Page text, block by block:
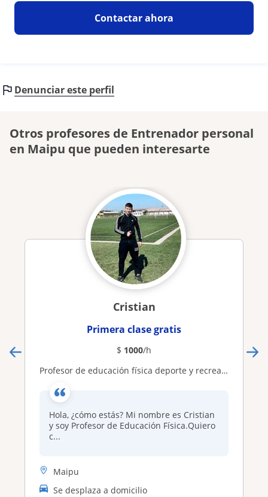
Contactar ahora
Denunciar este perfil
Otros profesores de Entrenador personal
en Maipu que pueden interesarte
Cristian
Primera clase gratis
$ 1000/h
Profesor de educación física deporte y recreación para enseñanza básica y media
Hola, ¿cómo estás? Mi nombre es Cristian
y soy Profesor de Educación Física.Quiero
c...
Maipu
Se desplaza a domicilio